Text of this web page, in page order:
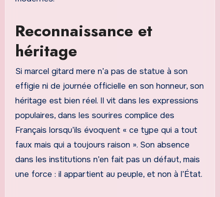
Reconnaissance et
héritage
Si marcel gitard mere n’a pas de statue à son
effigie ni de journée officielle en son honneur, son
héritage est bien réel. Il vit dans les expressions
populaires, dans les sourires complice des
Français lorsqu’ils évoquent « ce type qui a tout
faux mais qui a toujours raison ». Son absence
dans les institutions n’en fait pas un défaut, mais
une force : il appartient au peuple, et non à l’État.